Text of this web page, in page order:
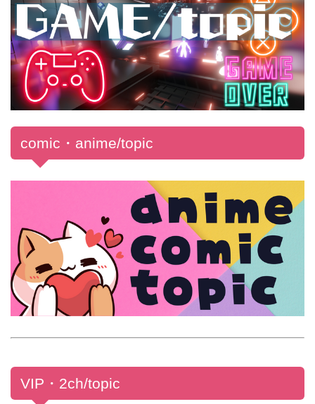
comic・anime/topic
VIP・2ch/topic